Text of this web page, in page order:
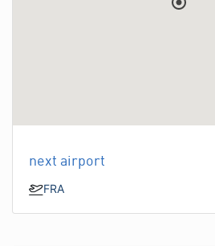
next airport
FRA